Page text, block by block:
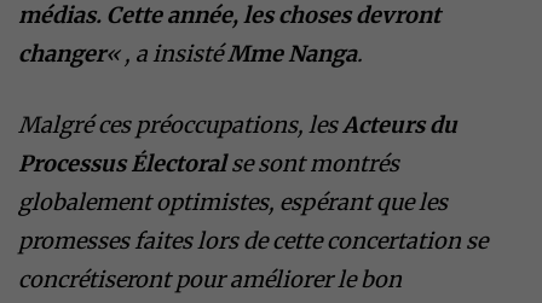
médias. Cette année, les choses devront
changer« , a insistéMme Nanga.
Malgré ces préoccupations, lesActeurs du
Processus Électoralse sont montrés
globalement optimistes, espérant que les
promesses faites lors de cette concertation se
concrétiseront pour améliorer le bon